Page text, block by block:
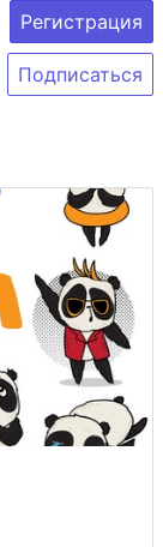
Регистрация
Подписаться